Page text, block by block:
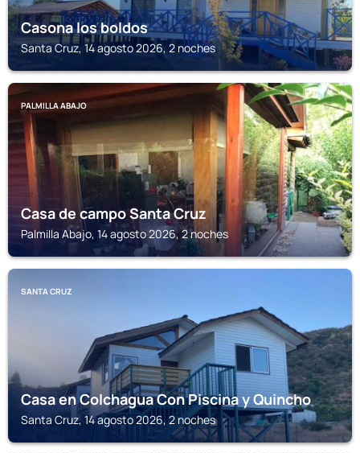
Casona los boldos
Santa Cruz, 14 agosto 2026, 2 noches
PALMILLA ABAJO
Casa de campo Santa Cruz
Palmilla Abajo, 14 agosto 2026, 2 noches
SANTA CRUZ
Casa en Colchagua Con Piscina y Quincho
Santa Cruz, 14 agosto 2026, 2 noches